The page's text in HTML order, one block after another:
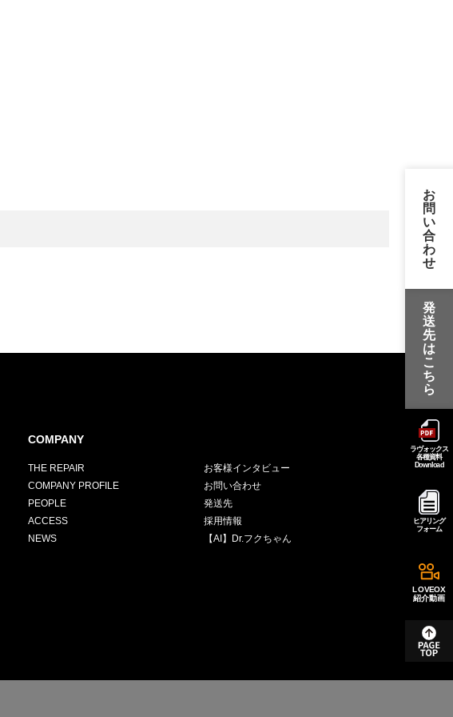
お
問
い
合
わ
せ
発
送
先
は
こ
ち
ら
ラヴォックス
各種資料
Download
ヒアリング
フォーム
LOVEOX
紹介動画
COMPANY
THE REPAIR
COMPANY PROFILE
PEOPLE
ACCESS
NEWS
お客様インタビュー
お問い合わせ
発送先
採用情報
【AI】Dr.フクちゃん